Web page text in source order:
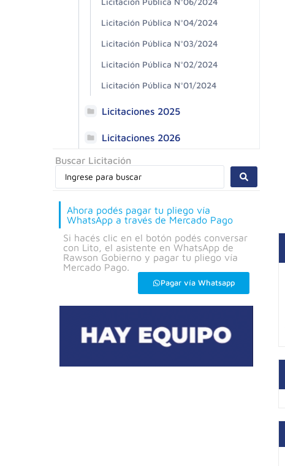
Licitación Pública N°04/2024
Licitación Pública N°03/2024
Licitación Pública N°02/2024
Licitación Pública N°01/2024
Licitaciones 2025
Licitaciones 2026
Buscar Licitación
Ahora podés pagar tu pliego vía
WhatsApp a través de Mercado Pago
Si hacés clic en el botón podés conversar
con Lito, el asistente en WhatsApp de
Rawson Gobierno y pagar tu pliego vía
Mercado Pago.
Pagar vía Whatsapp